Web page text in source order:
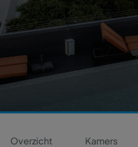
Overzicht Kamers